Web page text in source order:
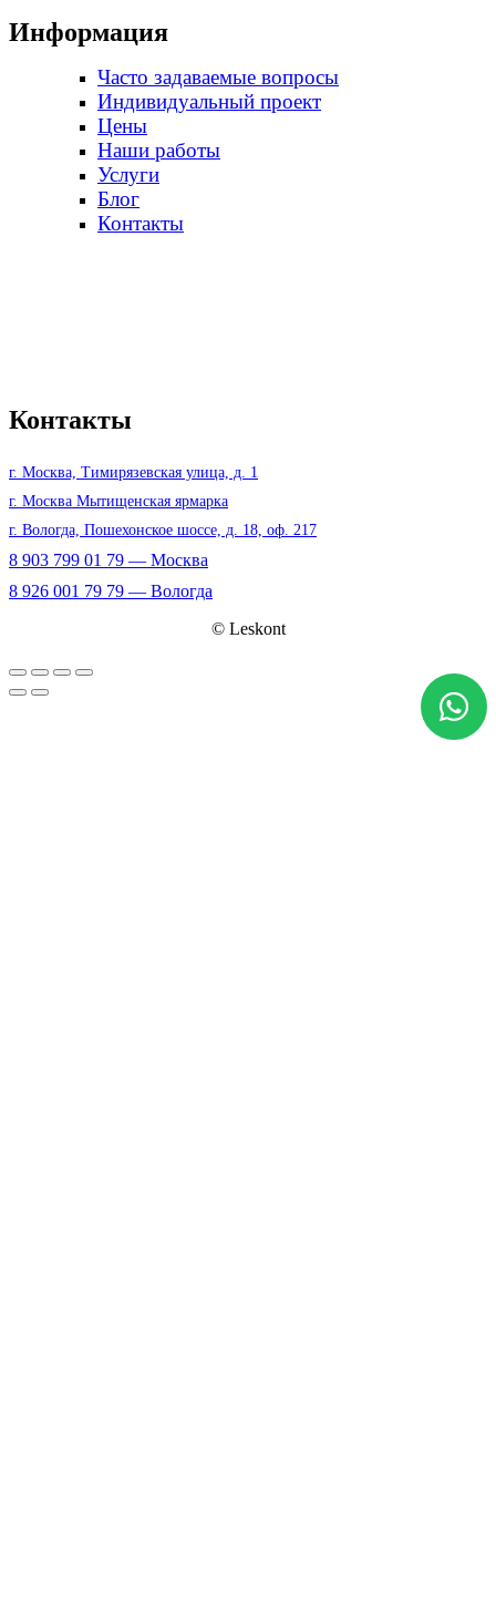
Информация
Часто задаваемые вопросы
Индивидуальный проект
Цены
Наши работы
Услуги
Блог
Контакты
Контакты
г. Москва, Тимирязевская улица, д. 1
г. Москва Мытищенская ярмарка
г. Вологда, Пошехонское шоссе, д. 18, оф. 217
8 903 799 01 79 — Москва
8 926 001 79 79 — Вологда
© Leskont